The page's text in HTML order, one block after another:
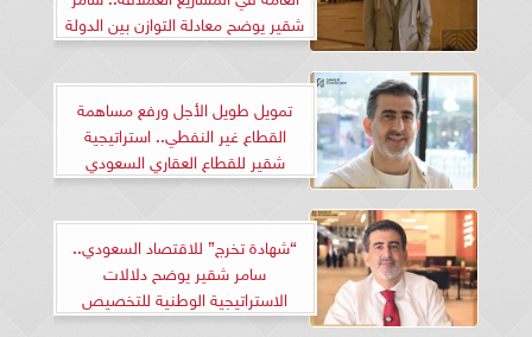
شقير يوضح معادلة التوازن بين الدولة
والسوق
تمويل طويل الأجل ورفع مساهمة
القطاع غير النفطي.. استراتيجية
شقير للقطاع العقاري السعودي
“شهادة تخرج” للاقتصاد السعودي..
سامر شقير يوضح دلالات
الاستراتيجية الوطنية للتخصيص